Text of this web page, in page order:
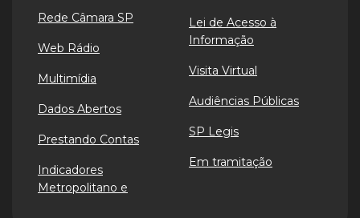
Rede Câmara SP
Web Rádio
Multimídia
Dados Abertos
Prestando Contas
Indicadores
Metropolitano e
Lei de Acesso à
Informação
Visita Virtual
Audiências Públicas
SP Legis
Em tramitação